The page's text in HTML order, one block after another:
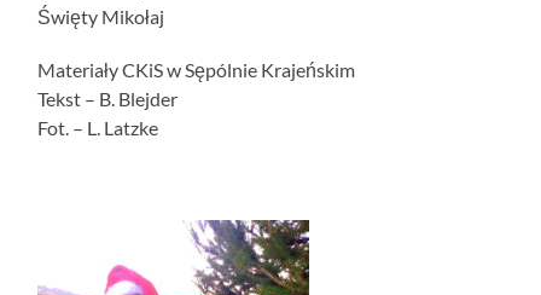
Święty Mikołaj
Materiały CKiS w Sępólnie Krajeńskim
Tekst – B. Blejder
Fot. – L. Latzke